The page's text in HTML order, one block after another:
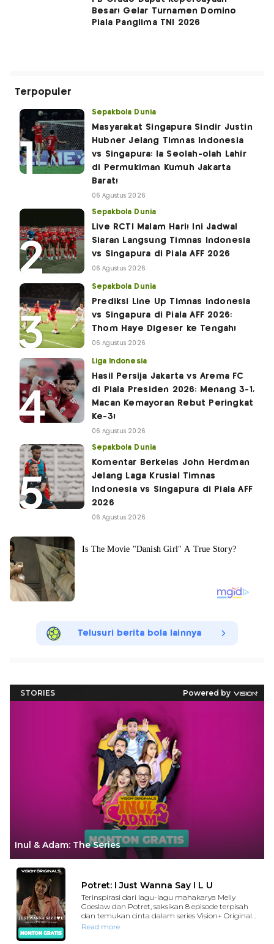
Besar! Gelar Turnamen Domino
Piala Panglima TNI 2026
Terpopuler
Sepakbola Dunia
Masyarakat Singapura Sindir Justin
Hubner Jelang Timnas Indonesia
vs Singapura: Ia Seolah-olah Lahir
di Permukiman Kumuh Jakarta
Barat!
06 Agustus 2026
Sepakbola Dunia
Live RCTI Malam Hari! Ini Jadwal
Siaran Langsung Timnas Indonesia
vs Singapura di Piala AFF 2026
06 Agustus 2026
Sepakbola Dunia
Prediksi Line Up Timnas Indonesia
vs Singapura di Piala AFF 2026:
Thom Haye Digeser ke Tengah!
06 Agustus 2026
Liga Indonesia
Hasil Persija Jakarta vs Arema FC
di Piala Presiden 2026: Menang 3-1,
Macan Kemayoran Rebut Peringkat
Ke-3!
06 Agustus 2026
Sepakbola Dunia
Komentar Berkelas John Herdman
Jelang Laga Krusial Timnas
Indonesia vs Singapura di Piala AFF
2026
06 Agustus 2026
Telusuri berita bola lainnya